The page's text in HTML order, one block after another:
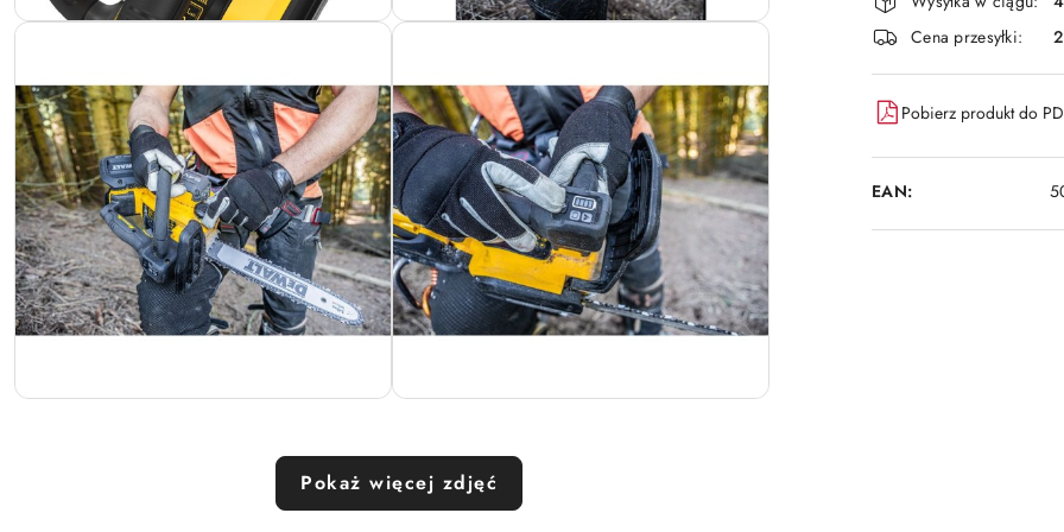
Pokaż więcej zdjęć
dostawa
Cena przesyłki:
Pobierz produkt do
EAN: